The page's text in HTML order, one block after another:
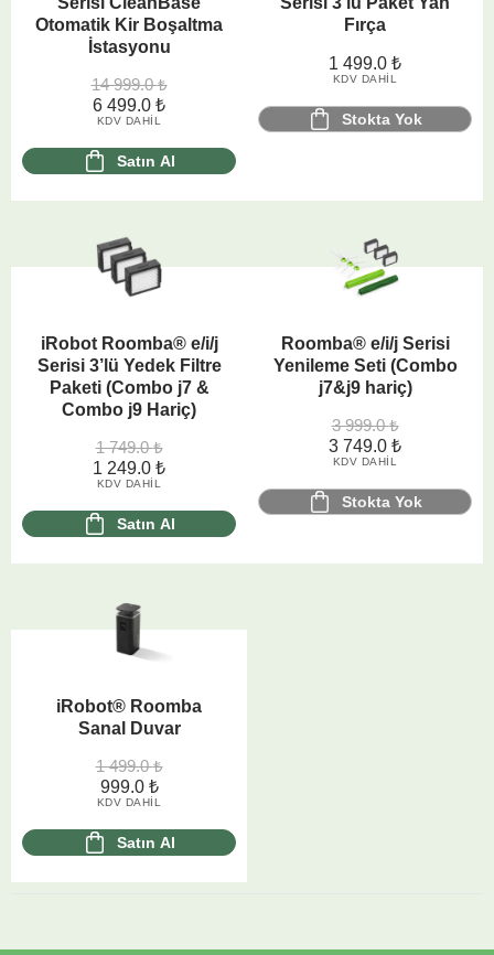
Otomatik Kir Boşaltma
İstasyonu
14 999.0₺
6 499.0 ₺
KDV DAHIL
Satın Al
Fırça
1 499.0 ₺
KDV DAHIL
Stokta Yok
iRobot Roomba® e/i/j
Serisi 3’lü Yedek Filtre
Paketi (Combo j7 &
Combo j9 Hariç)
1 749.0₺
1 249.0 ₺
KDV DAHIL
Satın Al
Roomba® e/i/j Serisi
Yenileme Seti (Combo
j7&j9 hariç)
3 999.0₺
3 749.0 ₺
KDV DAHIL
Stokta Yok
iRobot® Roomba
Sanal Duvar
1 499.0₺
999.0 ₺
KDV DAHIL
Satın Al